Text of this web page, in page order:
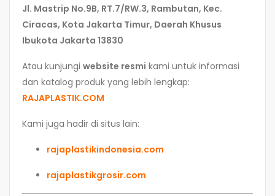
Jl. Mastrip No.9B, RT.7/RW.3, Rambutan, Kec.
Ciracas, Kota Jakarta Timur, Daerah Khusus
Ibukota Jakarta 13830
Atau kunjungi website resmi kami untuk informasi
dan katalog produk yang lebih lengkap:
RAJAPLASTIK.COM
Kami juga hadir di situs lain:
rajaplastikindonesia.com
rajaplastikgrosir.com